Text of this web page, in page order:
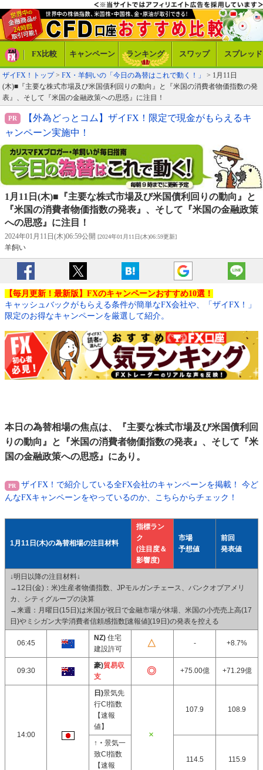
FX比較 キャンペーン ランキング スワップ スプレッド
ザイFX！トップ> FX・羊飼いの「今日の為替はこれで動く！」
> 1月11日
(木)■『主要な株式市場及び米国債利回りの動向』と『米国の消費者物価指数の発
表』、そして『米国の金融政策への思惑』に注目！
【外為どっとコム】ザイFX！限定で現金がもらえるキ
ャンペーン実施中！
1月11日(木)■『主要な株式市場及び米国債利回りの動向』と
『米国の消費者物価指数の発表』、そして『米国の金融政策
への思惑』に注目！
2024年01月11日(木)06:59公開 [2024年01月11日(木)06:59更新]
羊飼い
【毎月更新！最新版】FXのキャンペーンおすすめ10選！
キャッシュバックがもらえる条件が簡単なFX会社や、「ザイFX！」
限定のお得なキャンペーンを厳選して紹介。
本日の為替相場の焦点は、『主要な株式市場及び米国債利回
りの動向』と『米国の消費者物価指数の発表』、そして『米
国の金融政策への思惑』にあり。
ザイFX！で紹介している全FX会社のキャンペーンを掲載！ 今ど
んなFXキャンペーンをやっているのか、こちらからチェック！
1月11日(木)の為替相場の注目材料
指標ラン
ク
(注目度＆
影響度)
市場
予想値
前回
発表値
↓明日以降の注目材料↓
→12日(金)：米)生産者物価指数、JPモルガンチェース、バンクオブアメリ
カ、シティグループの決算
→来週：月曜日(15日)は米国が祝日で金融市場が休場、米国の小売売上高(17
日)やミシガン大学消費者信頼感指数[速報値](19日)の発表を控える
06:45
NZ) 住宅
建設許可
- +8.7%
09:30
豪)貿易収
支
+75.00億 +71.29億
14:00
日)景気先
行CI指数
【速報
値】
107.9 108.9
↑・ 景気一
致CI指数
【速報
114.5 115.9